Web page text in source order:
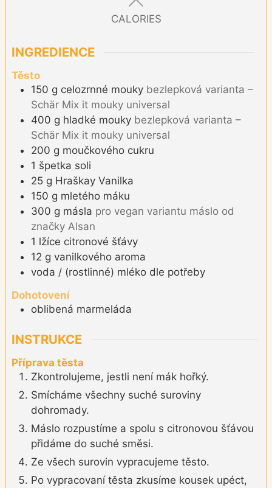
CALORIES
INGREDIENCE
Těsto
150 g celozrnné mouky bezlepková varianta –
Schär Mix it mouky universal
400 g hladké mouky bezlepková varianta –
Schär Mix it mouky universal
200 g moučkového cukru
1 špetka soli
25 g Hraškay Vanilka
150 g mletého máku
300 g másla pro vegan variantu máslo od
značky Alsan
1 lžíce citronové šťávy
12 g vanilkového aroma
voda / (rostlinné) mléko dle potřeby
Dohotovení
oblibená marmeláda
INSTRUKCE
Příprava těsta
Zkontrolujeme, jestli není mák hořký.
Smícháme všechny suché suroviny
dohromady.
Máslo rozpustíme a spolu s citronovou šťávou
přidáme do suché směsi.
Ze všech surovin vypracujeme těsto.
Po vypracovaní těsta zkusíme kousek upéct,